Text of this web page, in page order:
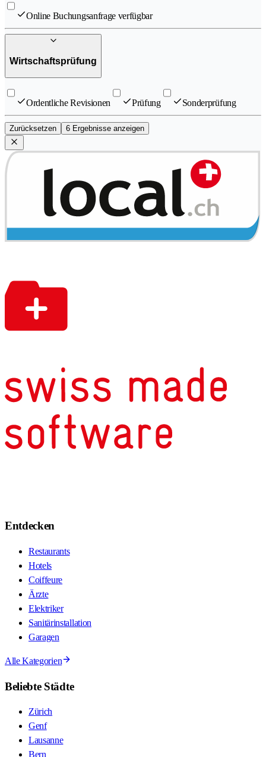
Online Buchungsanfrage verfügbar
Wirtschaftsprüfung
Ordentliche Revisionen Prüfung Sonderprüfung
Zurücksetzen 6 Ergebnisse anzeigen
Entdecken
Restaurants
Hotels
Coiffeure
Ärzte
Elektriker
Sanitärinstallation
Garagen
Alle Kategorien
Beliebte Städte
Zürich
Genf
Lausanne
Bern